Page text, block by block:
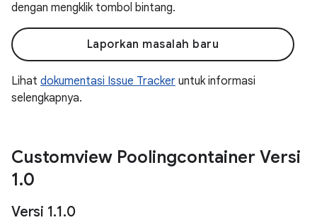
dengan mengklik tombol bintang.
Laporkan masalah baru
Lihat dokumentasi Issue Tracker untuk informasi
selengkapnya.
Customview Poolingcontainer Versi
1.0
Versi 1.1.0